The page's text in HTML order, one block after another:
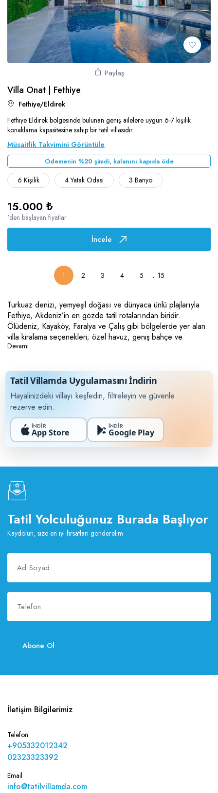
Paylaş
Villa Onat | Fethiye
Fethiye/Eldirek
Fethiye Eldirek bölgesinde bulunan geniş ailelere uygun 6-7 kişilik
konaklama kapasitesine sahip bir tatil villasıdır.
Müsaitlik Takvimini Görüntüle
Ödemenin %20 şimdi, kalanını kapıda öde
6 Kişilik 4 Yatak Odası 3 Banyo
15.000 ₺
'den başlayan fiyatlar
İncele
1 2 3 4 5 ... 15
Turkuaz denizi, yemyeşil doğası ve dünyaca ünlü plajlarıyla
Fethiye, Akdeniz’in en gözde tatil rotalarından biridir.
Ölüdeniz, Kayaköy, Faralya ve Çalış gibi bölgelerde yer alan
villa kiralama seçenekleri; özel havuz, geniş bahçe ve
panoramik manzaralarıyla hem aileler hem de balayı çiftleri
kalabalıktan uzak, özgür ve tamamen size özel bir tatilin
keyfini çıkarabilir; aynı zamanda yamaç paraşütü, tekne turları
ve tarihi gezilerle dolu dolu bir tatil deneyimi yaşayabilirsiniz.
Hayalinizdeki tatil için Fethiye villa kiralama seçeneklerini şimdi
keşfedin.
Devamı
Tatil Villamda Uygulamasını İndirin
Hayalinizdeki villayı keşfedin, filtreleyin ve güvenle
rezerve edin.
İNDİR
App Store
İNDİR
Google Play
Tatil Yolculuğunuz Burada Başlıyor
Kaydolun, size en iyi fırsatları gönderelim
Abone Ol
İletişim Bilgilerimiz
Telefon
+905332012342
02323323392
Email
info@tatilvillamda.com